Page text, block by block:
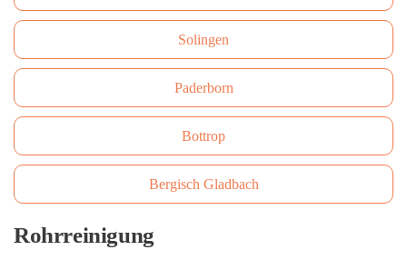
Solingen
Paderborn
Bottrop
Bergisch Gladbach
Rohrreinigung